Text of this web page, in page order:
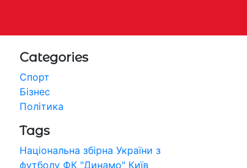
Categories
Спорт
Бізнес
Політика
Tags
Національна збірна України з
футболу ФК "Динамо" Київ